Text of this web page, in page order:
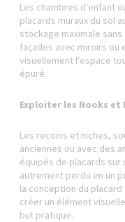
Les chambres d'enfant
placards muraux du sol
stockage maximale
façades avec miroirs ou
visuellement l'espace
épuré.
Exploiter les Nooks et
Les recoins et niches,
anciennes ou avec des
équipés de placards
autrement perdu en un
la conception du
créer un élément
but pratique.